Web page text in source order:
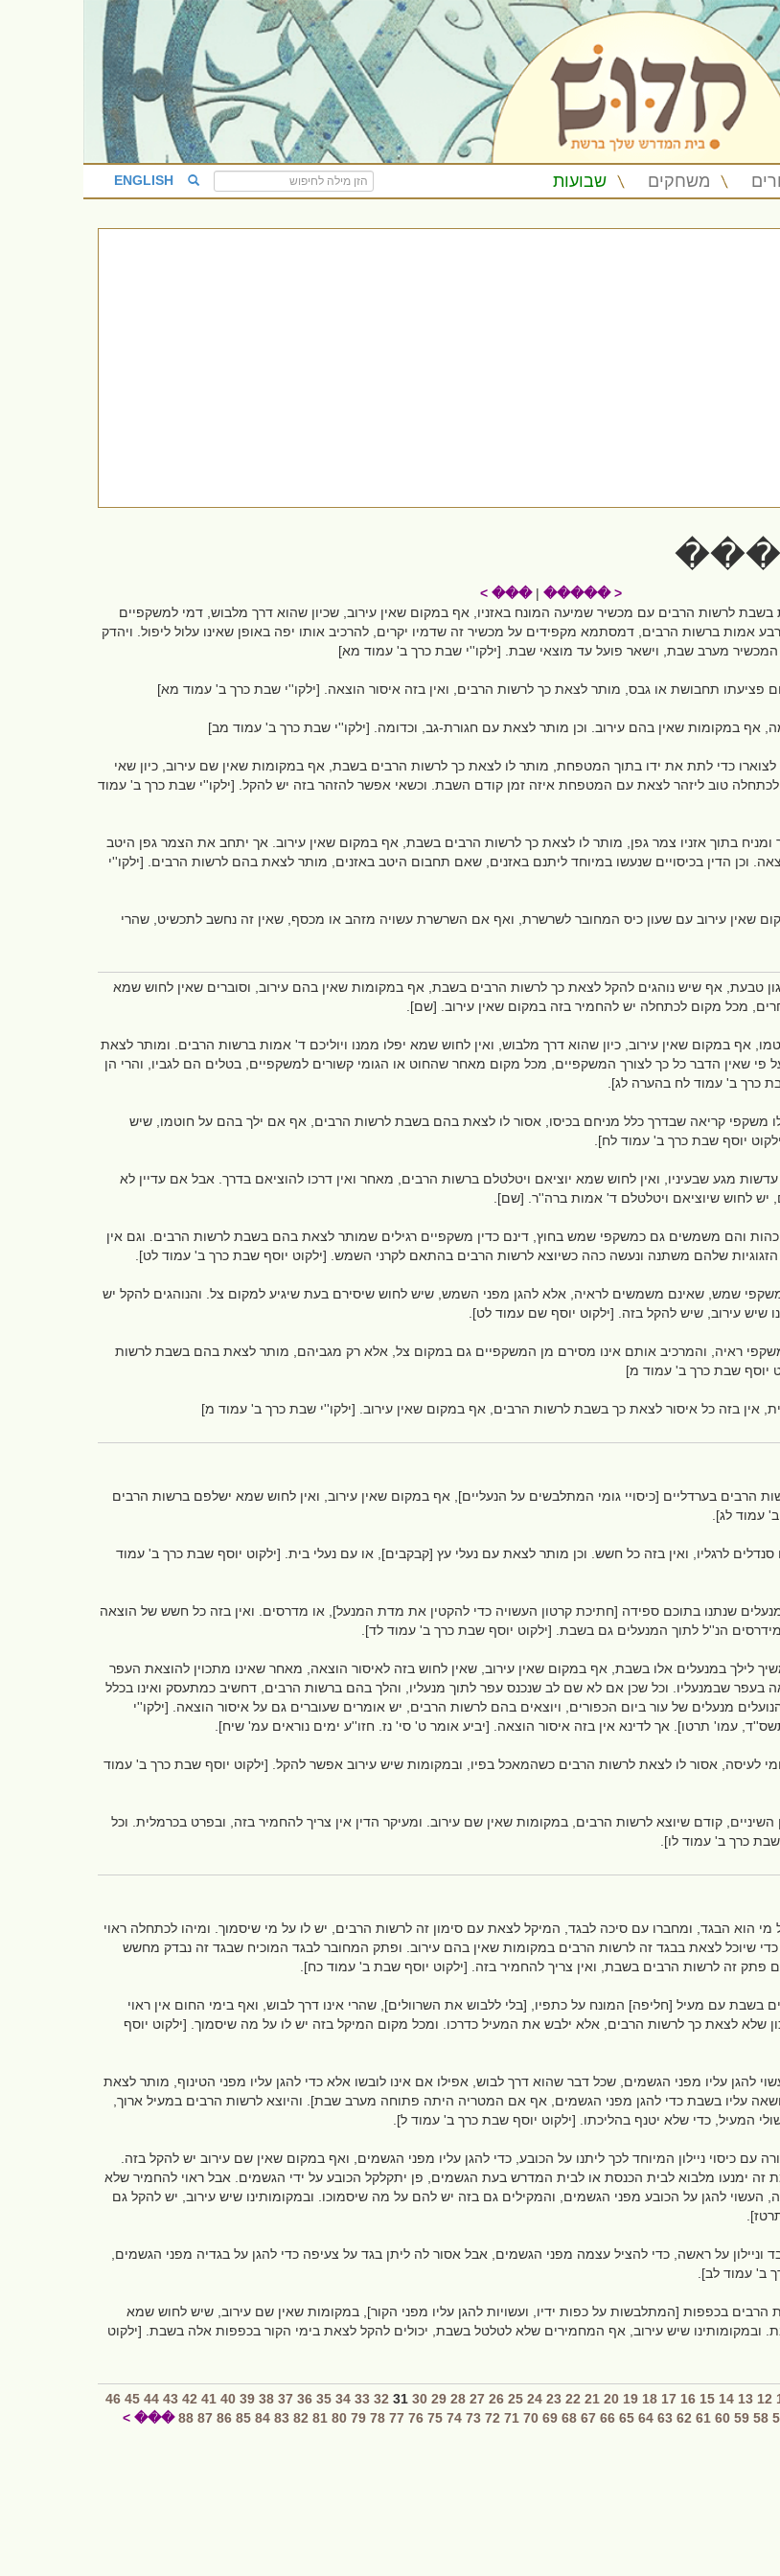
משחקים שבועות ENGLISH
< �����
|
��� >
לרשות הרבים עם מכשיר שמיעה המונח באזניו, אף במקום שאין עירוב, שכיון שהוא דרך מלבוש, דמי למשקפיים
אמות ברשות הרבים, דמסתמא מקפידים על מכשיר זה שדמיו יקרים, להרכיב אותו יפה באופן שאינו עלול ליפול. ויהדק
המכשיר מערב שבת, וישאר פועל עד מוצאי שבת. [ילקו''י שבת כרך ב' עמוד מא]
פציעתו תחבושת או גבס, מותר לצאת כך לרשות הרבים, ואין בזה איסור הוצאה. [ילקו''י שבת כרך ב' עמוד מא]
אף במקומות שאין בהם עירוב. וכן מותר לצאת עם חגורת-גב, וכדומה. [ילקו''י שבת כרך ב' עמוד מב]
כדי לתת את ידו בתוך המטפחת, מותר לו לצאת כך לרשות הרבים בשבת, אף במקומות שאין שם עירוב, כיון שאי
טוב ליזהר לצאת עם המטפחת איזה זמן קודם השבת. וכשאי אפשר להזהר בזה יש להקל. [ילקו''י שבת כרך ב' עמוד
ומניח בתוך אזניו צמר גפן, מותר לו לצאת כך לרשות הרבים בשבת, אף במקום שאין עירוב. אך יתחב את הצמר גפן היטב
וכן הדין בכיסויים שנעשו במיוחד ליתנם באזנים, שאם תחבום היטב באזנים, מותר לצאת בהם לרשות הרבים. [ילקו''י
שאין עירוב עם שעון כיס המחובר לשרשרת, ואף אם השרשרת עשויה מזהב או מכסף, שאין זה נחשב לתכשיט, שהרי
טבעת, אף שיש נוהגים להקל לצאת כך לרשות הרבים בשבת, אף במקומות שאין בהם עירוב, וסוברים שאין לחוש שמא
מכל מקום לכתחלה יש להחמיר בזה במקום שאין עירוב. [שם].
אף במקום שאין עירוב, כיון שהוא דרך מלבוש, ואין לחוש שמא יפלו ממנו ויוליכם ד' אמות ברשות הרבים. ומותר לצאת
שאין הדבר כל כך לצורך המשקפיים, מכל מקום מאחר שהחוט או הגומי קשורים למשקפיים, בטלים הם לגביו, והרי הן
כרך ב' עמוד לח בהערה לג].
לו משקפי קריאה שבדרך כלל מניחם בכיסו, אסור לו לצאת בהם בשבת לרשות הרבים, אף אם ילך בהם על חוטמו, שיש
יוסף שבת כרך ב' עמוד לח].
מגע שבעיניו, ואין לחוש שמא יוציאם ויטלטלם ברשות הרבים, מאחר ואין דרכו להוציאם בדרך. אבל אם עדיין לא
יש לחוש שיוציאם ויטלטלם ד' אמות ברה''ר. [שם].
והם משמשים גם כמשקפי שמש בחוץ, דינם כדין משקפיים רגילים שמותר לצאת בהם בשבת לרשות הרבים. וגם אין
שלהם משתנה ונעשה כהה כשיוצא לרשות הרבים בהתאם לקרני השמש. [ילקוט יוסף שבת כרך ב' עמוד לט].
שמש, שאינם משמשים לראיה, אלא להגן מפני השמש, שיש לחוש שיסירם בעת שיגיע למקום צל. והנוהגים להקל יש
שיש עירוב, שיש להקל בזה. [ילקוט יוסף שם עמוד לט].
ראיה, והמרכיב אותם אינו מסירם מן המשקפיים גם במקום צל, אלא רק מגביהם, מותר לצאת בהם בשבת לרשות
יוסף שבת כרך ב' עמוד מ]
אין בזה כל איסור לצאת כך בשבת לרשות הרבים, אף במקום שאין עירוב. [ילקו''י שבת כרך ב' עמוד מ]
הרבים בערדליים [כיסויי גומי המתלבשים על הנעליים], אף במקום שאין עירוב, ואין לחוש שמא ישלפם ברשות הרבים
עמוד לג].
לרגליו, ואין בזה כל חשש. וכן מותר לצאת עם נעלי עץ [קבקבים], או עם נעלי בית. [ילקוט יוסף שבת כרך ב' עמוד
שנתנו בתוכם ספידה [חתיכת קרטון העשויה כדי להקטין את מדת המנעל], או מדרסים. ואין בזה כל חשש של הוצאה
הנ''ל לתוך המנעלים גם בשבת. [ילקוט יוסף שבת כרך ב' עמוד לד].
לילך במנעלים אלו בשבת, אף במקום שאין עירוב, שאין לחוש בזה לאיסור הוצאה, מאחר שאינו מתכוין להוצאת העפר
בעפר שבמנעליו. וכל שכן אם לא שם לב שנכנס עפר לתוך מנעליו, והלך בהם ברשות הרבים, דחשיב כמתעסק ואינו בכלל
מנעלים של עור ביום הכפורים, ויוצאים בהם לרשות הרבים, יש אומרים שעוברים גם על איסור הוצאה. [ילקו''י
עמו' תרטו]. אך לדינא אין בזה איסור הוצאה. [יביע אומר ט' סי' נז. חזו''ע ימים נוראים עמ' שיח].
לעיסה, אסור לו לצאת לרשות הרבים כשהמאכל בפיו, ובמקומות שיש עירוב אפשר להקל. [ילקוט יוסף שבת כרך ב' עמוד
קודם שיוצא לרשות הרבים, במקומות שאין שם עירוב. ומעיקר הדין אין צריך להחמיר בזה, ובפרט בכרמלית. וכל
שבת כרך ב' עמוד לו].
מי הוא הבגד, ומחברו עם סיכה לבגד, המיקל לצאת עם סימון זה לרשות הרבים, יש לו על מי שיסמוך. ומיהו לכתחלה ראוי
שיוכל לצאת בבגד זה לרשות הרבים במקומות שאין בהם עירוב. ופתק המחובר לבגד המוכיח שבגד זה נבדק מחשש
פתק זה לרשות הרבים בשבת, ואין צריך להחמיר בזה. [ילקוט יוסף שבת ב' עמוד כח].
עם מעיל [חליפה] המונח על כתפיו, [בלי ללבוש את השרוולים], שהרי אינו דרך לבוש, ואף בימי החום אין ראוי
שלא לצאת כך לרשות הרבים, אלא ילבש את המעיל כדרכו. ומכל מקום המיקל בזה יש לו על מה שיסמוך. [ילקוט יוסף
להגן עליו מפני הגשמים, שכל דבר שהוא דרך לבוש, אפילו אם אינו לובשו אלא כדי להגן עליו מפני הטינוף, מותר לצאת
עליו בשבת כדי להגן מפני הגשמים, אף אם המטריה היתה פתוחה מערב שבת]. והיוצא לרשות הרבים במעיל ארוך,
המעיל, כדי שלא יטנף בהליכתו. [ילקוט יוסף שבת כרך ב' עמוד ל].
כיסוי ניילון המיוחד לכך ליתנו על הכובע, כדי להגן עליו מפני הגשמים, ואף במקום שאין שם עירוב יש להקל בזה.
זה ימנעו מלבוא לבית הכנסת או לבית המדרש בעת הגשמים, פן יתקלקל הכובע על ידי הגשמים. אבל ראוי להחמיר שלא
העשוי להגן על הכובע מפני הגשמים, והמקילים גם בזה יש להם על מה שיסמוכו. ובמקומותינו שיש עירוב, יש להקל גם
על ראשה, כדי להציל עצמה מפני הגשמים, אבל אסור לה ליתן בגד על צעיפה כדי להגן על בגדיה מפני הגשמים,
ב' עמוד לב].
בכפפות [המתלבשות על כפות ידיו, ועשויות להגן עליו מפני הקור], במקומות שאין שם עירוב, שיש לחוש שמא
ובמקומותינו שיש עירוב, אף המחמירים שלא לטלטל בשבת, יכולים להקל לצאת בימי הקור בכפפות אלה בשבת. [ילקוט
12
13
14
15
16
17
18
19
20
21
22
23
24
25
26
27
28
29
30
31
32
33
34
35
36
37
38
39
40
41
42
43
44
45
46
58
59
60
61
62
63
64
65
66
67
68
69
70
71
72
73
74
75
76
77
78
79
80
81
82
83
84
85
86
87
88
��� >